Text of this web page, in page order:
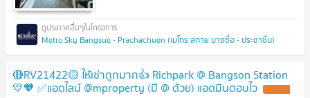
Metro Sky Bangsue - Prachachuen (เมโทร สกาย บางซื่อ - ประชาชื่น)
🔴RV21422🟡 ให้เช่าถูกมาก👍 Richpark @ Bangson Station
💛🧡 ✅แอดไลน์ @mproperty (มี @ ด้วย) แอดมินตอบไว